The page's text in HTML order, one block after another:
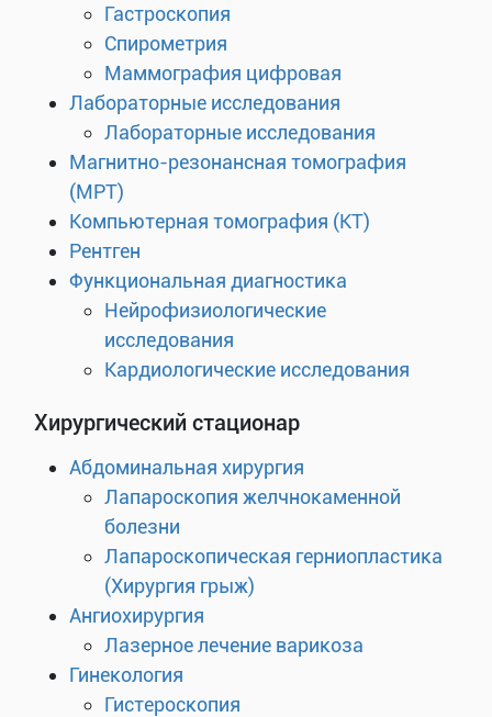
Гастроскопия
Спирометрия
Маммография цифровая
Лабораторные исследования
Лабораторные исследования
Магнитно-резонансная томография
(МРТ)
Компьютерная томография (КТ)
Рентген
Функциональная диагностика
Нейрофизиологические
исследования
Кардиологические исследования
Хирургический стационар
Абдоминальная хирургия
Лапароскопия желчнокаменной
болезни
Лапароскопическая герниопластика
(Хирургия грыж)
Ангиохирургия
Лазерное лечение варикоза
Гинекология
Гистероскопия